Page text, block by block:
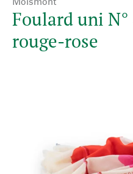
Foulard uni
rouge-rose